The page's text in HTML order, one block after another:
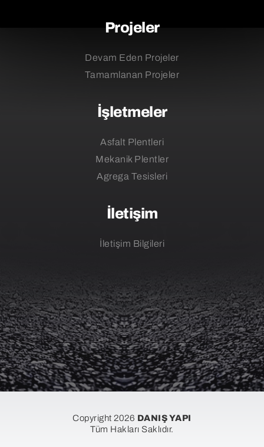
Projeler
Devam Eden Projeler
Tamamlanan Projeler
İşletmeler
Asfalt Plentleri
Mekanik Plentler
Agrega Tesisleri
İletişim
İletişim Bilgileri
Copyright 2026 DANIŞ YAPI
Tüm Hakları Saklıdır.